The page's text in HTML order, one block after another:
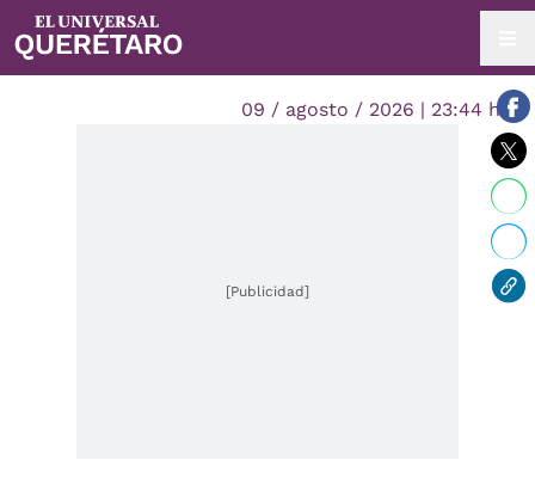
09 / agosto / 2026 | 23:44 hrs.
[Publicidad]